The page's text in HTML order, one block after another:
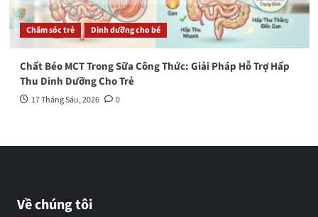
Chăm sóc trẻ Dinh dưỡng cho bé
Chất Béo MCT Trong Sữa Công Thức: Giải Pháp Hỗ Trợ Hấp
Thu Dinh Dưỡng Cho Trẻ
17 Tháng Sáu, 2026 0
Về chúng tôi